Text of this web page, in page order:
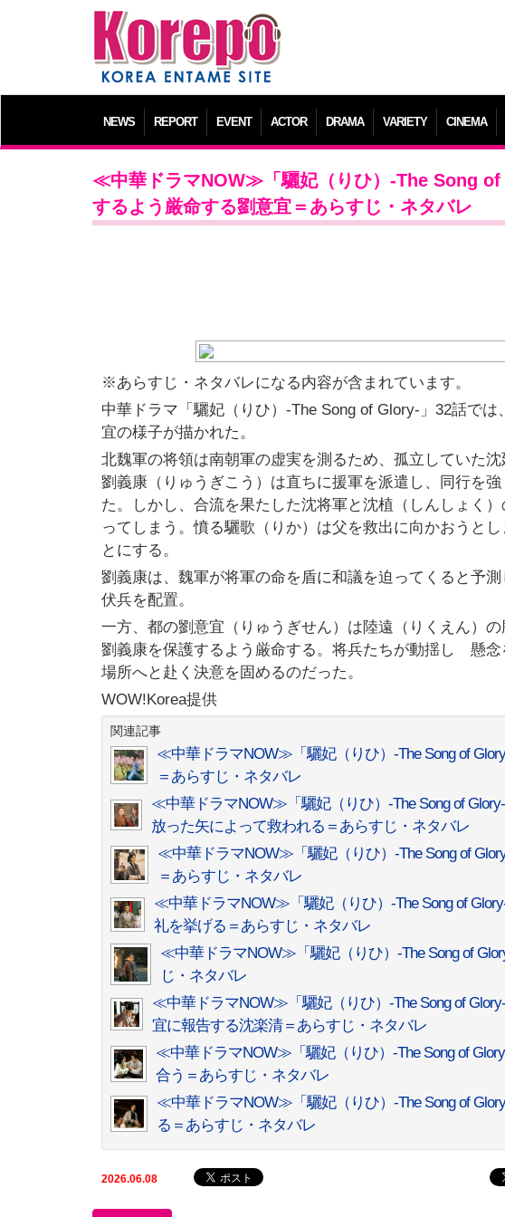
NEWS REPORT EVENT ACTOR DRAMA VARIETY CINEMA
≪中華ドラマNOW≫「驪妃（りひ）-The Song of
するよう厳命する劉意宜＝あらすじ・ネタバレ
※あらすじ・ネタバレになる内容が含まれています。
中華ドラマ「驪妃（りひ）-The Song of Glory-」32話で
宜の様子が描かれた。
北魏軍の将領は南朝軍の虚実を測るため、孤立していた
劉義康（りゅうぎこう）は直ちに援軍を派遣し、同行を
た。しかし、合流を果たした沈将軍と沈植（しんしょく
ってしまう。憤る驪歌（りか）は父を救出に向かおうと
とにする。
劉義康は、魏軍が将軍の命を盾に和議を迫ってくると予
伏兵を配置。
一方、都の劉意宜（りゅうぎせん）は陸遠（りくえん）
劉義康を保護するよう厳命する。将兵たちが動揺し 懸
場所へと赴く決意を固めるのだった。
WOW!Korea提供
関連記事
≪中華ドラマNOW≫「驪妃（りひ）-The Song of
＝あらすじ・ネタバレ
≪中華ドラマNOW≫「驪妃（りひ）-The Song of
放った矢によって救われる＝あらすじ・ネタバレ
≪中華ドラマNOW≫「驪妃（りひ）-The Song of
＝あらすじ・ネタバレ
≪中華ドラマNOW≫「驪妃（りひ）-The Song of
礼を挙げる＝あらすじ・ネタバレ
≪中華ドラマNOW≫「驪妃（りひ）-The Song of
じ・ネタバレ
≪中華ドラマNOW≫「驪妃（りひ）-The Song of
宜に報告する沈楽清＝あらすじ・ネタバレ
≪中華ドラマNOW≫「驪妃（りひ）-The Song of
合う＝あらすじ・ネタバレ
≪中華ドラマNOW≫「驪妃（りひ）-The Song of
る＝あらすじ・ネタバレ
2026.06.08